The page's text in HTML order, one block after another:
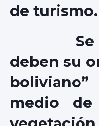
de turismo.
Se
deben su
medio